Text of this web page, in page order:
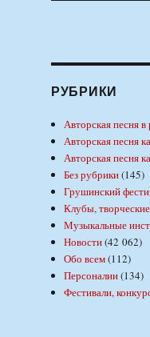
РУБРИКИ
Авторская песня в
Авторская песня
Авторская песня
Без рубрики(145)
Грушинский
Клубы,
Музыкальные
Новости(42 062)
Обо всем(112)
Персоналии(134)
Фестивали,